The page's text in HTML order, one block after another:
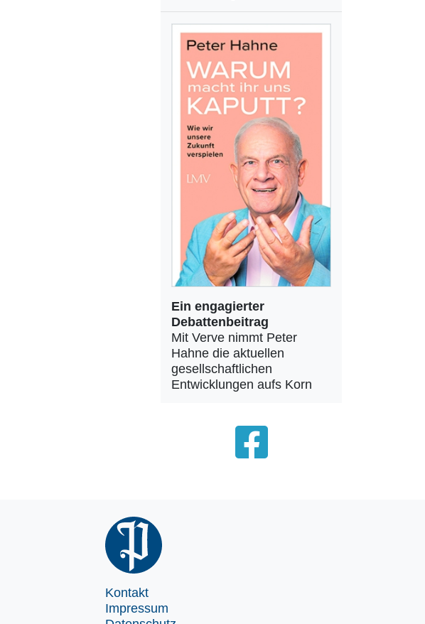
Ein engagierter
Debattenbeitrag
Mit Verve nimmt Peter
Hahne die aktuellen
gesellschaftlichen
Entwicklungen aufs Korn
Kontakt
Impressum